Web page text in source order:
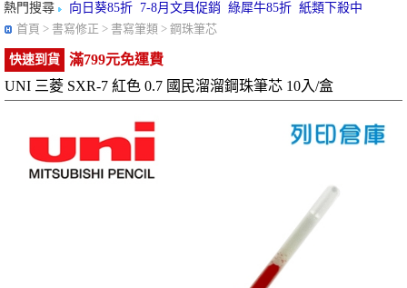
熱門搜尋 向日葵85折 7-8月文具促銷 綠犀牛85折 紙類下殺中
首頁 > 書寫修正 > 書寫筆類 > 鋼珠筆芯
快速到貨
滿799元免運費
UNI 三菱 SXR-7 紅色 0.7 國民溜溜鋼珠筆芯 10入/盒